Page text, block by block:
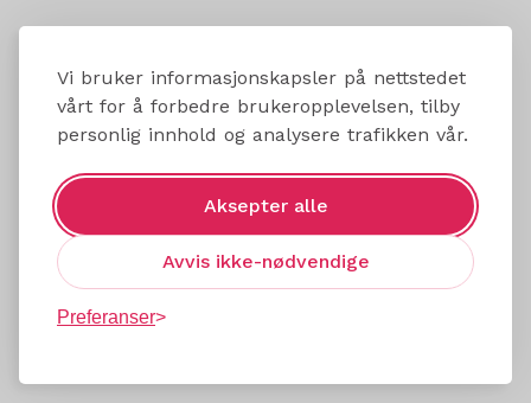
Vi bruker informasjonskapsler på nettstedet
vårt for å forbedre brukeropplevelsen, tilby
personlig innhold og analysere trafikken vår.
Aksepter alle
Avvis ikke-nødvendige
Preferanser